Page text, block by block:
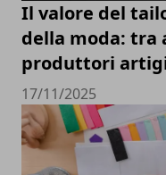
Il valore del
della moda: tra
produttori
17/11/2025